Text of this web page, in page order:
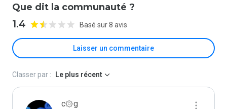
Que dit la communauté ?
1.4 Basé sur 8 avis
Laisser un commentaire
Classer par : Le plus récent
c۞g